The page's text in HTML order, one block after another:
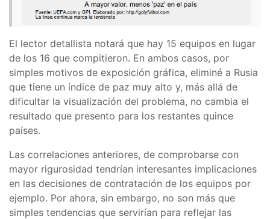
El lector detallista notará que hay 15 equipos en lugar
de los 16 que compitieron. En ambos casos, por
simples motivos de exposición gráfica, eliminé a Rusia
que tiene un índice de paz muy alto y, más allá de
dificultar la visualización del problema, no cambia el
resultado que presento para los restantes quince
países.
Las correlaciones anteriores, de comprobarse con
mayor rigurosidad tendrían interesantes implicaciones
en las decisiones de contratación de los equipos por
ejemplo. Por ahora, sin embargo, no son más que
simples tendencias que servirían para reflejar las